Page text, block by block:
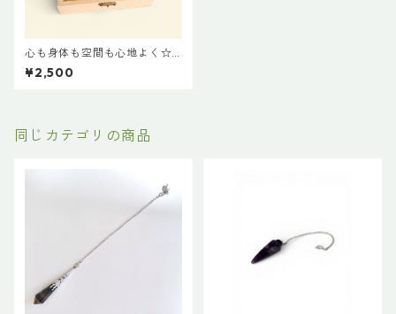
心も身体も空間も心地よく☆
ミニ浄化セット
¥2,500
同じカテゴリの商品